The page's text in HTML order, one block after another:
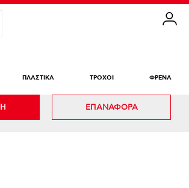
ΠΛΑΣΤΙΚΑ ΤΡΟΧΟΙ ΦΡΕΝΑ
ΕΠΑΝΑΦΟΡΑ